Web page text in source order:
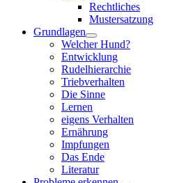
Rechtliches
Mustersatzung
Grundlagen
Welcher Hund?
Entwicklung
Rudelhierarchie
Triebverhalten
Die Sinne
Lernen
eigens Verhalten
Ernährung
Impfungen
Das Ende
Literatur